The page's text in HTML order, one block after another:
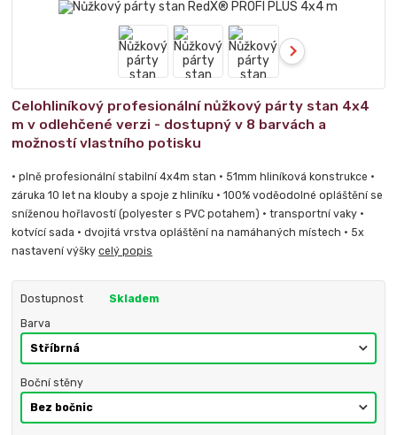
Celohliníkový profesionální nůžkový párty stan 4x4
m v odlehčené verzi - dostupný v 8 barvách a
možností vlastního potisku
• plně profesionální stabilní 4x4m stan • 51mm hliníková konstrukce •
záruka 10 let na klouby a spoje z hliníku • 100% voděodolné opláštění se
sníženou hořlavostí (polyester s PVC potahem) • transportní vaky •
kotvící sada • dvojitá vrstva opláštění na namáhaných místech • 5x
nastavení výškycelý popis
Dostupnost Skladem
Barva
Boční stěny